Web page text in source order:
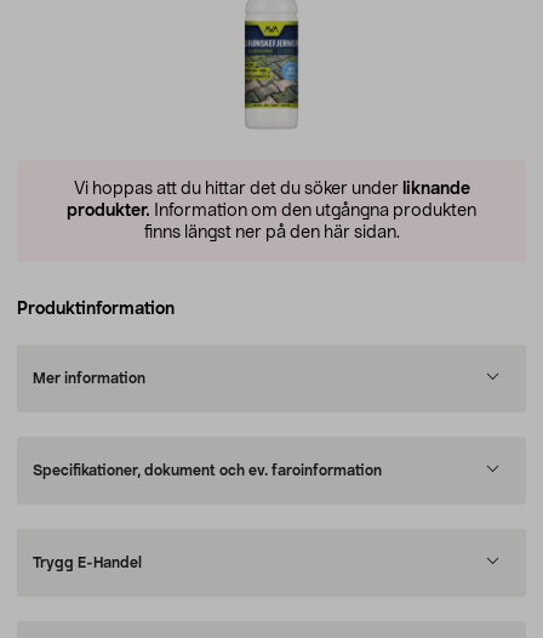
Vi hoppas att du hittar det du söker under liknande
produkter. Information om den utgångna produkten
finns längst ner på den här sidan.
Produktinformation
Mer information
Specifikationer, dokument och ev. faroinformation
Trygg E-Handel